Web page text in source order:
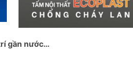
gần nước…